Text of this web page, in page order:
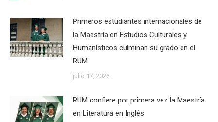
Primeros estudiantes internacionales de
la Maestría en Estudios Culturales y
Humanísticos culminan su grado en el
RUM
julio 17, 2026
RUM confiere por primera vez la Maestría
en Literatura en Inglés